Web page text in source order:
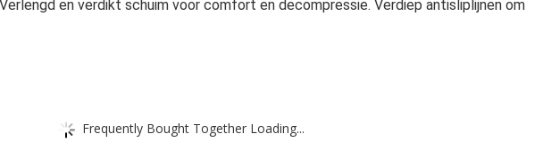
en verdikt schuim voor comfort en decompressie. Verdiep antisliplijnen om
Frequently Bought Together Loading...